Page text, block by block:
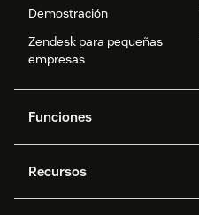
Demostración
Zendesk para pequeñas
empresas
Funciones
IA de Zendesk
Recursos